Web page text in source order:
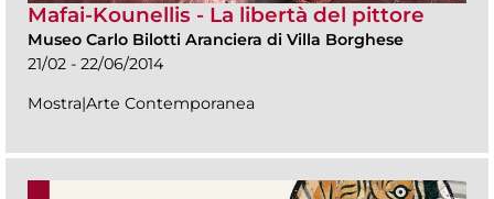
Mafai-Kounellis - La libertà del pittore
Museo Carlo Bilotti Aranciera di Villa Borghese
21/02 - 22/06/2014
Mostra|Arte Contemporanea